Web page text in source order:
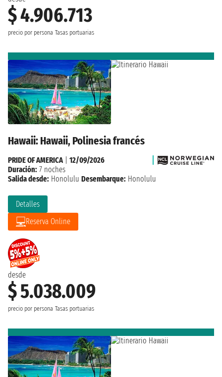
$ 4.906.713
precio por persona Tasas portuarias
Hawaii: Hawaii, Polinesia francés
desde
$ 5.038.009
precio por persona Tasas portuarias
Detalles
Reserva Online
PRIDE OF AMERICA
12/09/2026
Duración: 7 noches
Salida desde: Honolulu Desembarque: Honolulu